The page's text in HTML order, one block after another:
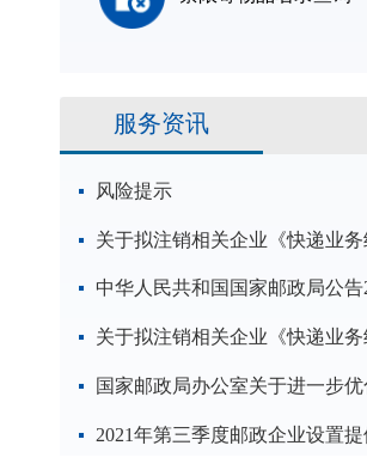
服务资讯
风险提示
关于拟注销相关企业《快递业
中华人民共和国国家邮政局公告
关于拟注销相关企业《快递业